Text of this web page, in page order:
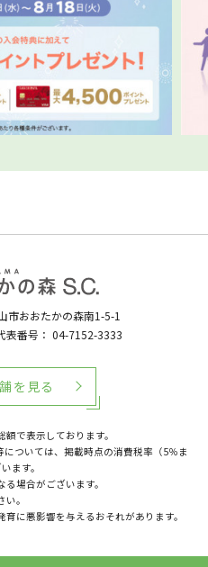
市おおたかの森南1-5-1
表番号： 04-7152-3333
で表示しております。
については、掲載時点の消費税率（5％ま
ます。
場合がございます。
。
に悪影響を与えるおそれがあります。
を見る